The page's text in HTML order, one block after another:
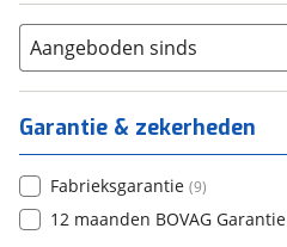
Aangeboden sinds
Garantie & zekerheden
Fabrieksgarantie (9)
12 maanden BOVAG Garantie